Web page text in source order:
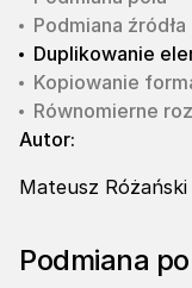
Podmiana
Duplikowanie
Kopiowanie
Równomierne
Autor:
Mateusz Różański
Podmiana